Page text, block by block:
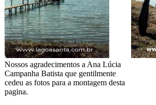
Nossos agradecimentos a Ana Lúcia
Campanha Batista que gentilmente
cedeu as fotos para a montagem desta
pagina.